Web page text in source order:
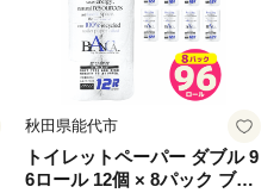
秋田県能代市
トイレットペーパー ダブル 9
6ロール 12個 × 8パック ブラ